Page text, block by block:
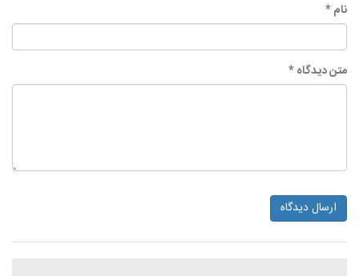
نام *
متن دیدگاه *
ارسال دیدگاه